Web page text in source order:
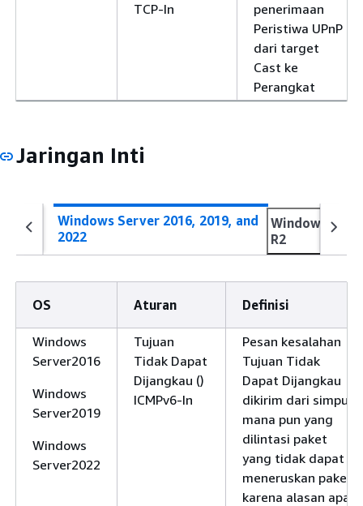
TCP-In
penerimaan
Peristiwa UPnP
dari target
Cast ke
Perangkat
Jaringan Inti
Windows Server 2016, 2019, and
2022
Windows
R2
OS Aturan Definisi
Windows
Server2016
Windows
Server2019
Windows
Server2022
Tujuan
Tidak Dapat
Dijangkau ()
ICMPv6-In
Pesan kesalahan
Tujuan Tidak
Dapat Dijangkau
dikirim dari simpul
mana pun yang
dilintasi paket
yang tidak dapat
meneruskan paket
karena alasan apa